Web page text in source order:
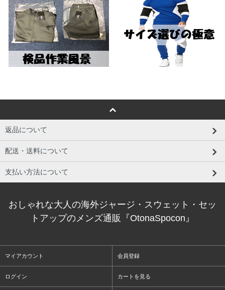
返品について
配送・送料について
支払い方法について
おしゃれな大人の海外ジャージ・スウェット・セッ
トアップのメンズ通販『OtonaSpocon』
マイアカウント 会員登録
ログイン カートを見る